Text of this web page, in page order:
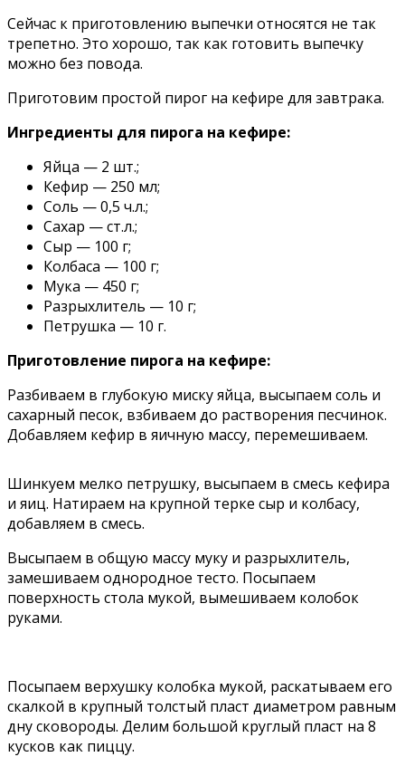
Сейчас к приготовлению выпечки относятся не так
трепетно. Это хорошо, так как готовить выпечку
можно без повода.
Приготовим простой пирог на кефире для завтрака.
Ингредиенты для пирога на кефире:
Яйца — 2 шт.;
Кефир — 250 мл;
Соль — 0,5 ч.л.;
Сахар — ст.л.;
Сыр — 100 г;
Колбаса — 100 г;
Мука — 450 г;
Разрыхлитель — 10 г;
Петрушка — 10 г.
Приготовление пирога на кефире:
Разбиваем в глубокую миску яйца, высыпаем соль и
сахарный песок, взбиваем до растворения песчинок.
Добавляем кефир в яичную массу, перемешиваем.
Шинкуем мелко петрушку, высыпаем в смесь кефира
и яиц. Натираем на крупной терке сыр и колбасу,
добавляем в смесь.
Высыпаем в общую массу муку и разрыхлитель,
замешиваем однородное тесто. Посыпаем
поверхность стола мукой, вымешиваем колобок
руками.
Посыпаем верхушку колобка мукой, раскатываем его
скалкой в крупный толстый пласт диаметром равным
дну сковороды. Делим большой круглый пласт на 8
кусков как пиццу.